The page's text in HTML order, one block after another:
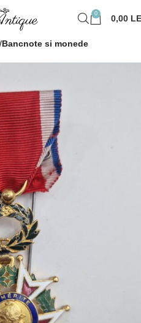
0 0,00
Bancnote si monede